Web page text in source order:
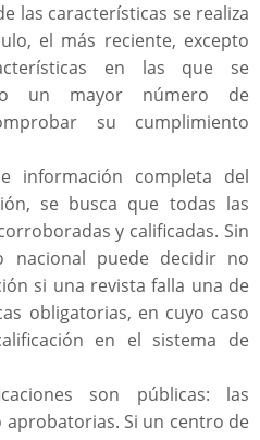
las características se realiza
el más reciente, excepto
en las que se
un mayor número de
su cumplimiento
información completa del
se busca que todas las
y calificadas. Sin
nacional puede decidir no
si una revista falla una de
obligatorias, en cuyo caso
en el sistema de
son públicas: las
Si un centro de